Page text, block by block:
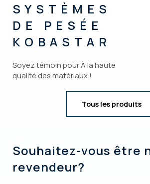
SYSTÈMES
DE PESÉE
KOBASTAR
Soyez témoin pour À la haute
qualité des matériaux !
Tous les produits
Souhaitez-vous être
revendeur?